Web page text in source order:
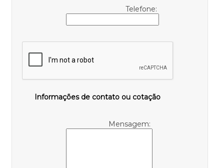
Telefone:
Informações de contato ou cotação
Mensagem: